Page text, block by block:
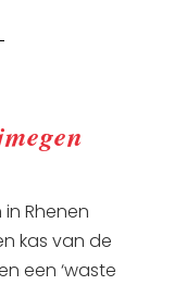
Rhenen
kas van de
een ‘waste